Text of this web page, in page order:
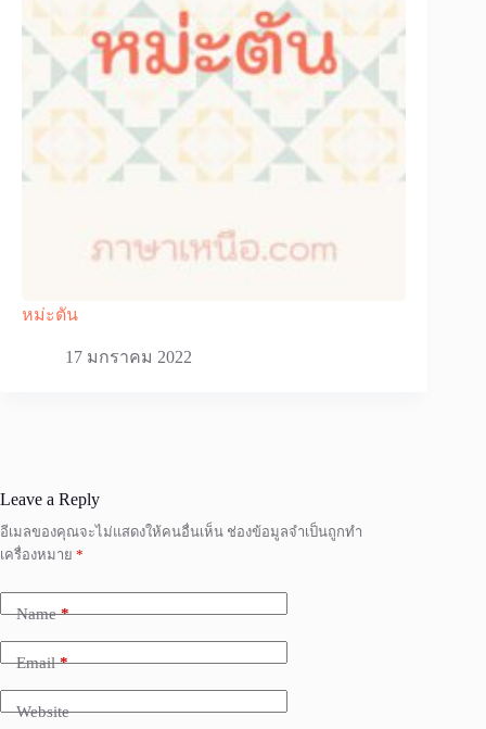
หม่ะตัน
17 มกราคม 2022
Leave a Reply
อีเมลของคุณจะไม่แสดงให้คนอื่นเห็น ช่องข้อมูลจำเป็นถูกทำ
เครื่องหมาย *
Name*
Email*
Website